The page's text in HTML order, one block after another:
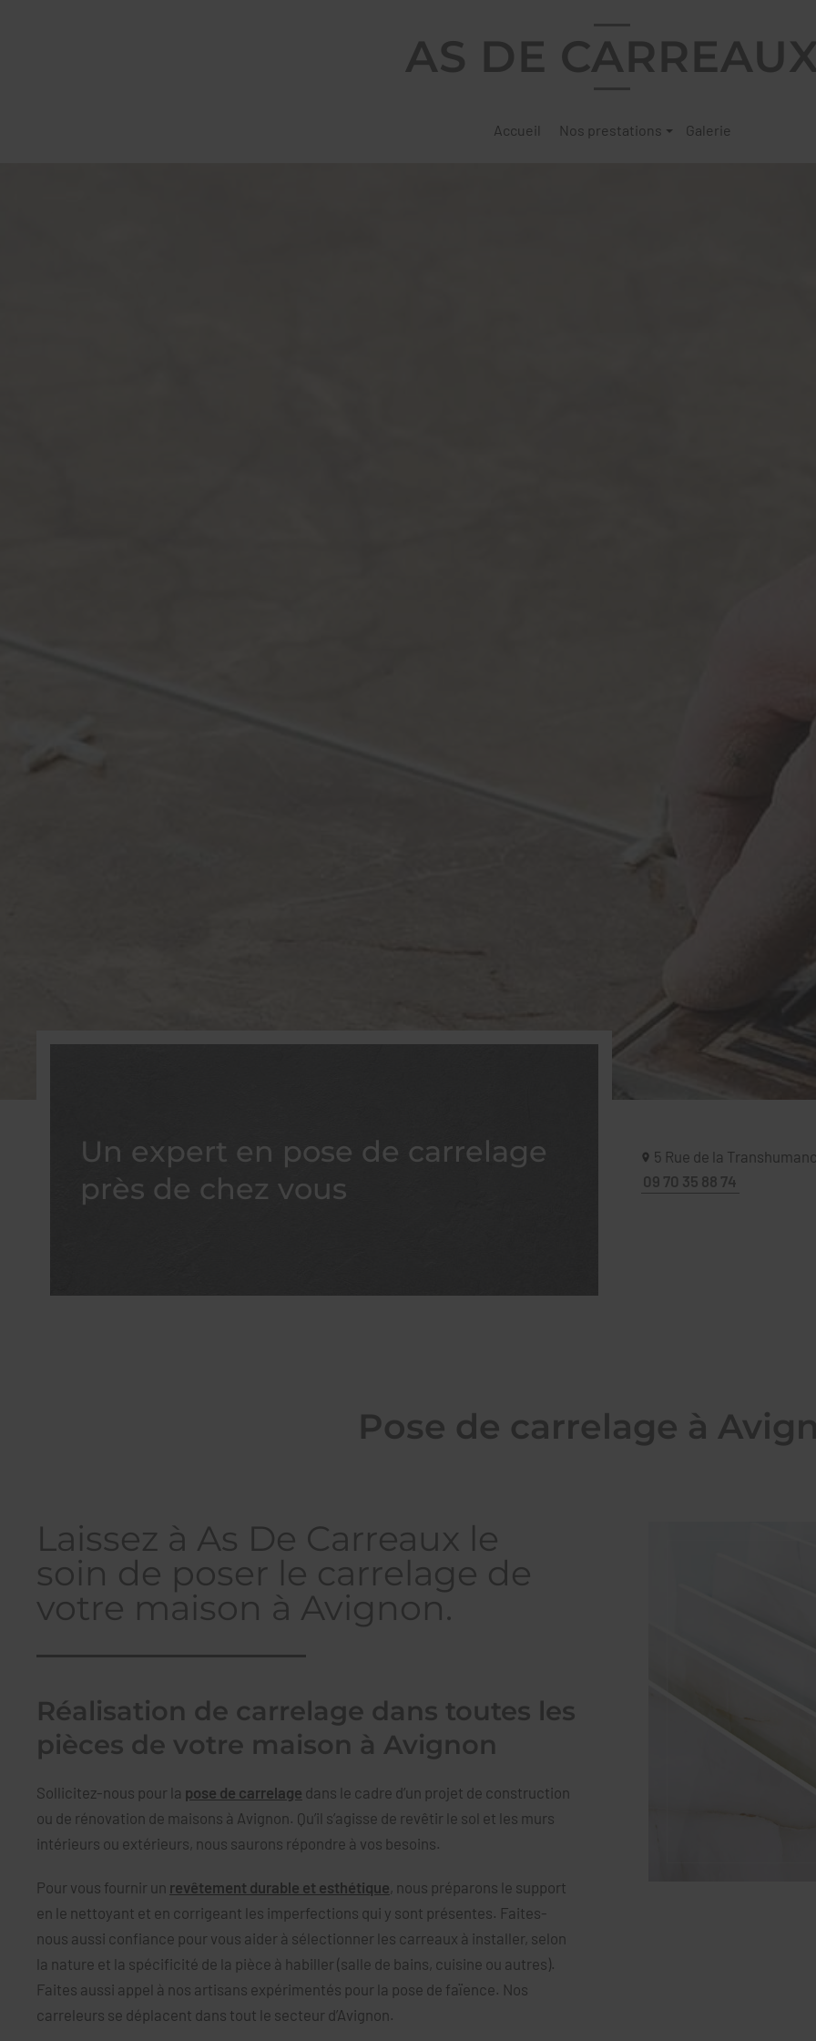
Un expert en pose de carrelage
près de chez vous
5 Rue de la
09 70 35 88 74
AS DE
Accueil Nos prestations Galerie
Pose de carrelage à
Laissez à As De Carreaux le
soin de poser le carrelage de
votre maison à Avignon.
Réalisation de carrelage dans toutes les
pièces de votre maison à Avignon
Sollicitez-nous pour la pose de carrelage dans le cadre d’un projet de construction
ou de rénovation de maisons à Avignon. Qu’il s’agisse de revêtir le sol et les murs
intérieurs ou extérieurs, nous saurons répondre à vos besoins.
Pour vous fournir un revêtement durable et esthétique, nous préparons le support
en le nettoyant et en corrigeant les imperfections qui y sont présentes. Faites-
nous aussi confiance pour vous aider à sélectionner les carreaux à installer, selon
la nature et la spécificité de la pièce à habiller (salle de bains, cuisine ou autres).
Faites aussi appel à nos artisans expérimentés pour la pose de faïence. Nos
carreleurs se déplacent dans tout le secteur d’Avignon.